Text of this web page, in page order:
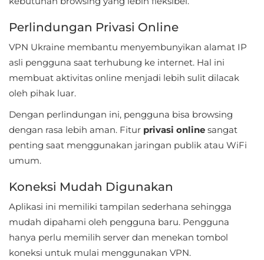
Comics
Communication
Dating
Education
Entertainment
Events
Finance
Perlindungan Privasi Online
VPN Ukraine membantu menyembunyikan alamat IP
asli pengguna saat terhubung ke internet. Hal ini
membuat aktivitas online menjadi lebih sulit dilacak
oleh pihak luar.
Dengan perlindungan ini, pengguna bisa browsing
dengan rasa lebih aman. Fitur privasi online sangat
penting saat menggunakan jaringan publik atau WiFi
umum.
Koneksi Mudah Digunakan
Aplikasi ini memiliki tampilan sederhana sehingga
mudah dipahami oleh pengguna baru. Pengguna
hanya perlu memilih server dan menekan tombol
koneksi untuk mulai menggunakan VPN.